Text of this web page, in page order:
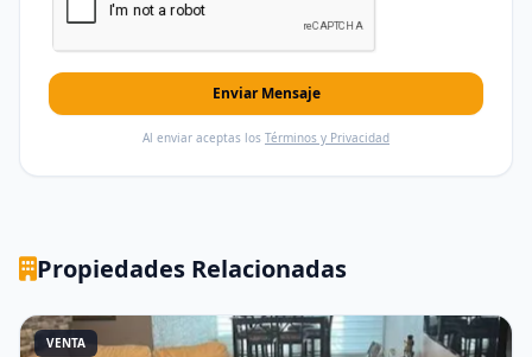
Enviar Mensaje
Al enviar aceptas los Términos y Privacidad
Propiedades Relacionadas
VENTA